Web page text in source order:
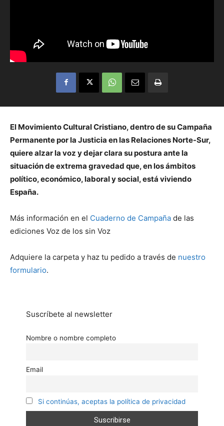
El Movimiento Cultural Cristiano, dentro de su Campaña
Permanente por la Justicia en las Relaciones Norte-Sur,
quiere alzar la voz y dejar clara su postura ante la
situación de extrema gravedad que, en los ámbitos
político, económico, laboral y social, está viviendo
España.
Más información en el Cuaderno de Campaña de las
ediciones Voz de los sin Voz
Adquiere la carpeta y haz tu pedido a través de nuestro
formulario.
Suscríbete al newsletter
Nombre o nombre completo
Email
Si continúas, aceptas la política de privacidad